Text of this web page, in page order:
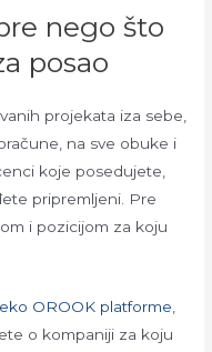
nego što
posao
projekata iza sebe,
na sve obuke i
koje posedujete,
pripremljeni. Pre
i pozicijom za koju
OROOK platforme,
o kompaniji za koju